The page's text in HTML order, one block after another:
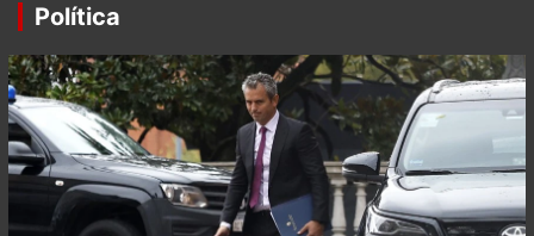
Política